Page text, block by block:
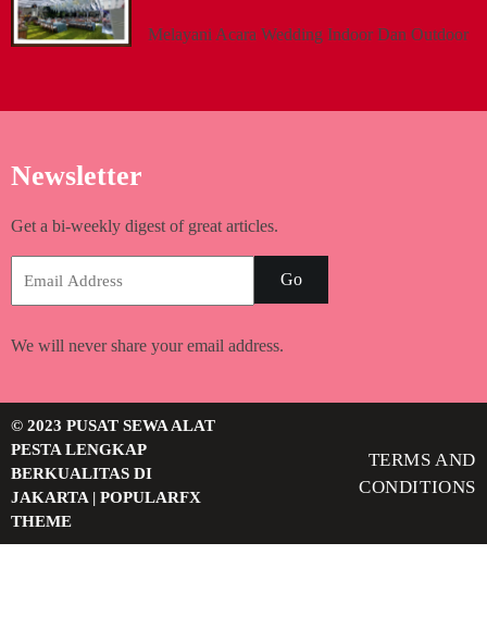
Melayani Acara Wedding Indoor Dan Outdoor
Newsletter
Get a bi-weekly digest of great articles.
Go
We will never share your email address.
© 2023 PUSAT SEWA ALAT
PESTA LENGKAP
BERKUALITAS DI
JAKARTA | POPULARFX
THEME
TERMS AND
CONDITIONS